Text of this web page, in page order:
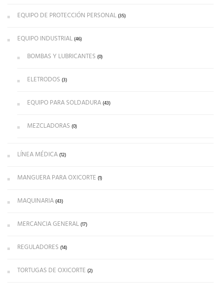
EQUIPO DE PROTECCIÓN PERSONAL(35)
EQUIPO INDUSTRIAL(46)
BOMBAS Y LUBRICANTES (0)
ELETRODOS (3)
EQUIPO PARA SOLDADURA(43)
MEZCLADORAS (0)
LÍNEA MÉDICA(12)
MANGUERA PARA OXICORTE (1)
MAQUINARIA(43)
MERCANCIA GENERAL(17)
REGULADORES (14)
TORTUGAS DE OXICORTE (2)